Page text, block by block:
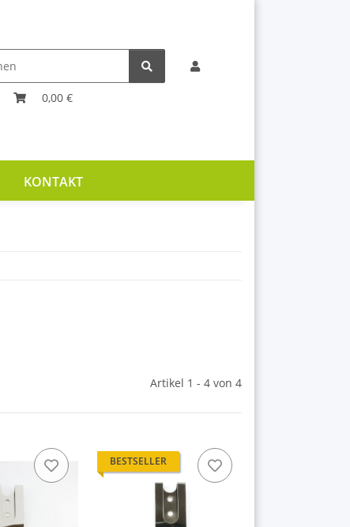
0,00 €
KONTAKT
Artikel 1 - 4 von 4
BESTSELLER